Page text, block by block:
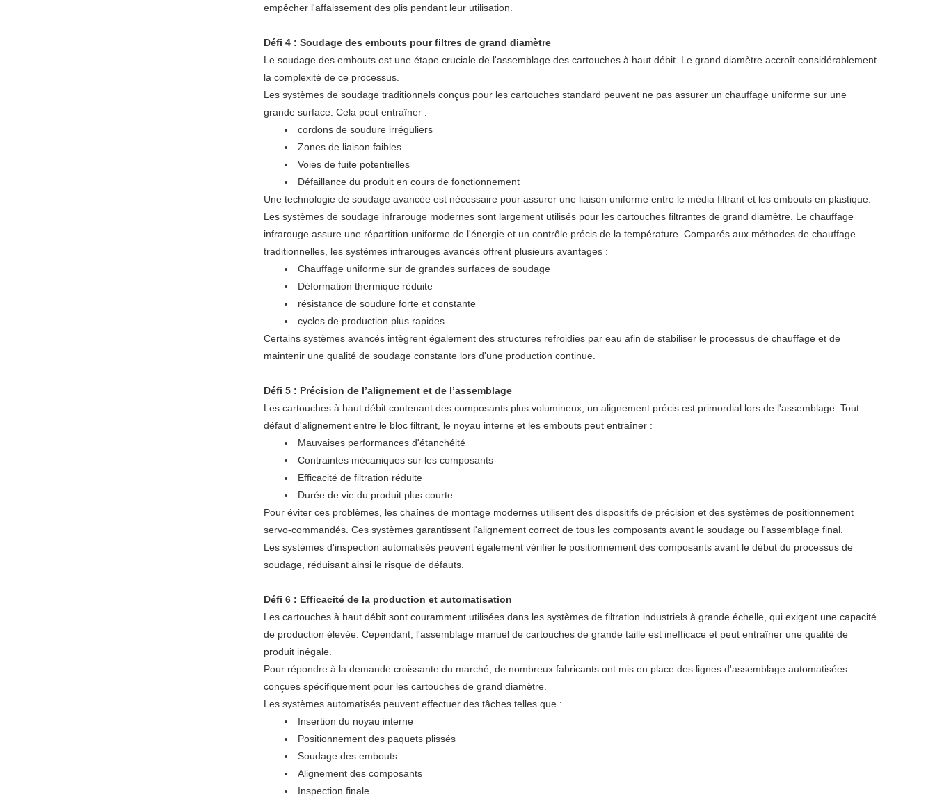
empêcher l'affaissement des plis pendant leur utilisation.
Défi 4 : Soudage des embouts pour filtres de grand diamètre
Le soudage des embouts est une étape cruciale de l'assemblage des cartouches à haut débit. Le grand diamètre accroît considérablement
la complexité de ce processus.
Les systèmes de soudage traditionnels conçus pour les cartouches standard peuvent ne pas assurer un chauffage uniforme sur une
grande surface. Cela peut entraîner :
cordons de soudure irréguliers
Zones de liaison faibles
Voies de fuite potentielles
Défaillance du produit en cours de fonctionnement
Une technologie de soudage avancée est nécessaire pour assurer une liaison uniforme entre le média filtrant et les embouts en plastique.
Les systèmes de soudage infrarouge modernes sont largement utilisés pour les cartouches filtrantes de grand diamètre. Le chauffage
infrarouge assure une répartition uniforme de l'énergie et un contrôle précis de la température. Comparés aux méthodes de chauffage
traditionnelles, les systèmes infrarouges avancés offrent plusieurs avantages :
Chauffage uniforme sur de grandes surfaces de soudage
Déformation thermique réduite
résistance de soudure forte et constante
cycles de production plus rapides
Certains systèmes avancés intègrent également des structures refroidies par eau afin de stabiliser le processus de chauffage et de
maintenir une qualité de soudage constante lors d'une production continue.
Défi 5 : Précision de l’alignement et de l’assemblage
Les cartouches à haut débit contenant des composants plus volumineux, un alignement précis est primordial lors de l'assemblage. Tout
défaut d'alignement entre le bloc filtrant, le noyau interne et les embouts peut entraîner :
Mauvaises performances d'étanchéité
Contraintes mécaniques sur les composants
Efficacité de filtration réduite
Durée de vie du produit plus courte
Pour éviter ces problèmes, les chaînes de montage modernes utilisent des dispositifs de précision et des systèmes de positionnement
servo-commandés. Ces systèmes garantissent l'alignement correct de tous les composants avant le soudage ou l'assemblage final.
Les systèmes d'inspection automatisés peuvent également vérifier le positionnement des composants avant le début du processus de
soudage, réduisant ainsi le risque de défauts.
Défi 6 : Efficacité de la production et automatisation
Les cartouches à haut débit sont couramment utilisées dans les systèmes de filtration industriels à grande échelle, qui exigent une capacité
de production élevée. Cependant, l'assemblage manuel de cartouches de grande taille est inefficace et peut entraîner une qualité de
produit inégale.
Pour répondre à la demande croissante du marché, de nombreux fabricants ont mis en place des lignes d'assemblage automatisées
conçues spécifiquement pour les cartouches de grand diamètre.
Les systèmes automatisés peuvent effectuer des tâches telles que :
Insertion du noyau interne
Positionnement des paquets plissés
Soudage des embouts
Alignement des composants
Inspection finale